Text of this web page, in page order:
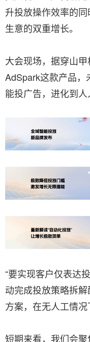
升投放操作效率的
生意的双重增长。
大会现场，据穿山
AdSpark这款产品
能投广告，进化到
“要实现客户仅表达
动完成投放策略拆
方案，在无人工情况
短期来看，我们会